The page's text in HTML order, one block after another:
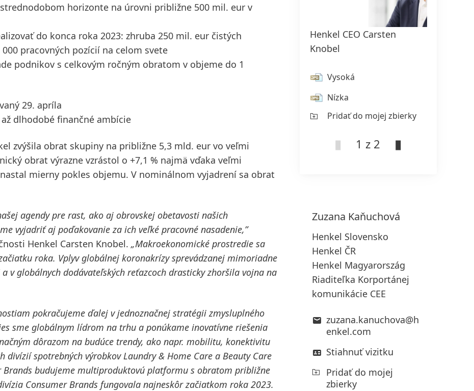
horizonte na úrovni približne 500 mil. eur v
do konca roka 2023: zhruba 250 mil. eur čistých
pracovných pozícií na celom svete
podnikov s celkovým ročným obratom v objeme do 1
29. apríla
dlhodobé finančné ambície
zvýšila obrat skupiny na približne 5,3 mld. eur vo veľmi
obrat výrazne vzrástol o +7,1 % najmä vďaka veľmi
mierny pokles objemu. V nominálnom vyjadrení sa obrat
agendy pre rast, ako aj obrovskej obetavosti našich
vyjadriť aj poďakovanie za ich veľké pracovné nasadenie,”
Henkel Carsten Knobel. „Makroekonomické prostredie sa
roka. Vplyv globálnej koronakrízy sprevádzanej mimoriadne
v globálnych dodávateľských reťazcoch drasticky zhoršila vojna na
pokračujeme ďalej v jednoznačnej stratégii zmysluplného
sme globálnym lídrom na trhu a ponúkame inovatívne riešenia
dôrazom na budúce trendy, ako napr. mobilitu, konektivitu
divízií spotrebných výrobkov Laundry & Home Care a Beauty Care
Brands budujeme multiproduktovú platformu s obratom približne
Consumer Brands fungovala najneskôr začiatkom roka 2023.
Henkel CEO Carsten
Knobel
Vysoká
Nízka
Pridať do mojej zbierky
1 z 2
Zuzana Kaňuchová
Henkel Slovensko
Henkel ČR
Henkel Magyarország
Riaditeľka Korportánej
komunikácie CEE
zuzana.kanuchova@h
enkel.com
Stiahnuť vizitku
Pridať do mojej
zbierky